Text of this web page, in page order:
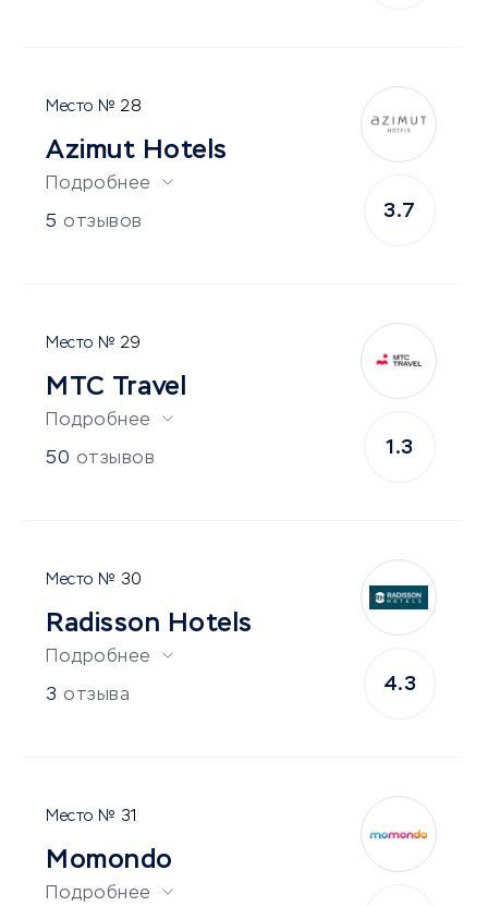
28
Аzimut Hotels
Подробнее
5 отзывов
3.7
29
МТС Travel
Подробнее
50 отзывов
1.3
30
Radisson Hotels
Подробнее
3 отзыва
4.3
31
Momondo
Подробнее